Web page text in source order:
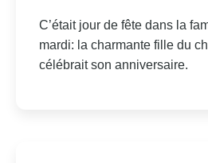
C’était jour de fête dans la
mardi: la charmante fille du
célébrait son anniversaire.